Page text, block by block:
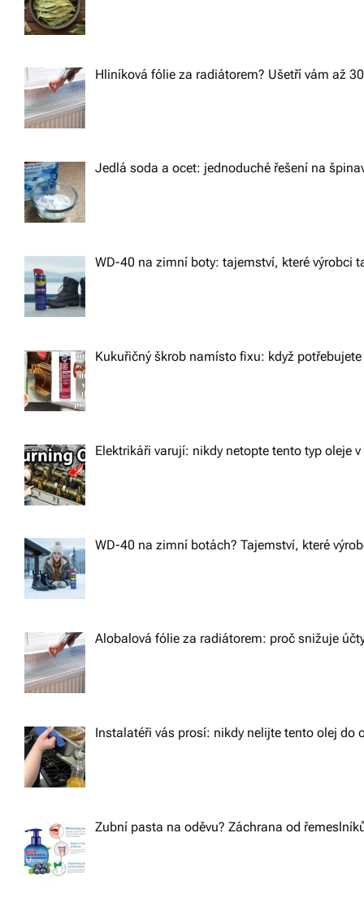
g
a
t
i
o
n
Hliníková fólie za radiátorem? Ušetří vám až
Jedlá soda a ocet: jednoduché řešení na
WD-40 na zimní boty: tajemství, které výrobci
Kukuřičný škrob namísto fixu: když
Elektrikáři varují: nikdy netopte tento typ oleje v
WD-40 na zimní botách? Tajemství, které
Alobalová fólie za radiátorem: proč snižuje
Instalatéři vás prosí: nikdy nelijte tento olej do
Zubní pasta na oděvu? Záchrana od